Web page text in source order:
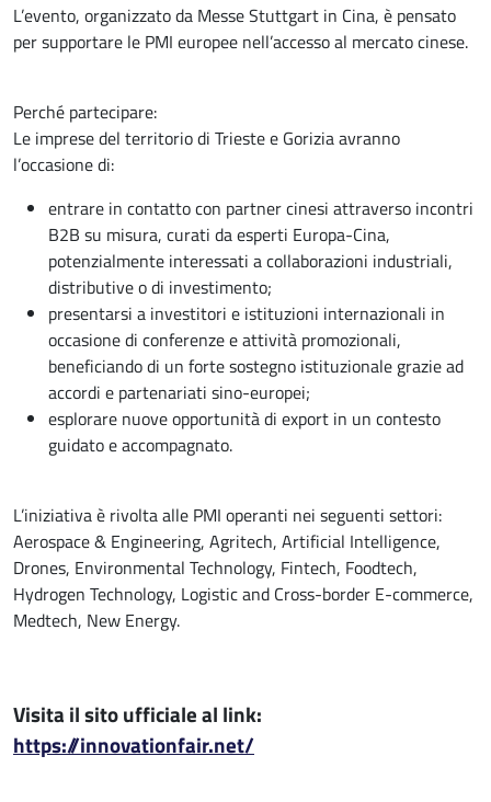
L’evento, organizzato da Messe Stuttgart in Cina, è pensato
per supportare le PMI europee nell’accesso al mercato cinese.
Perché partecipare:
Le imprese del territorio di Trieste e Gorizia avranno
l’occasione di:
entrare in contatto con partner cinesi attraverso incontri
B2B su misura, curati da esperti Europa-Cina,
potenzialmente interessati a collaborazioni industriali,
distributive o di investimento;
presentarsi a investitori e istituzioni internazionali in
occasione di conferenze e attività promozionali,
beneficiando di un forte sostegno istituzionale grazie ad
accordi e partenariati sino-europei;
esplorare nuove opportunità di export in un contesto
guidato e accompagnato.
L’iniziativa è rivolta alle PMI operanti nei seguenti settori:
Aerospace & Engineering, Agritech, Artificial Intelligence,
Drones, Environmental Technology, Fintech, Foodtech,
Hydrogen Technology, Logistic and Cross-border E-commerce,
Medtech, New Energy.
Visita il sito ufficiale al link:
https://innovationfair.net/